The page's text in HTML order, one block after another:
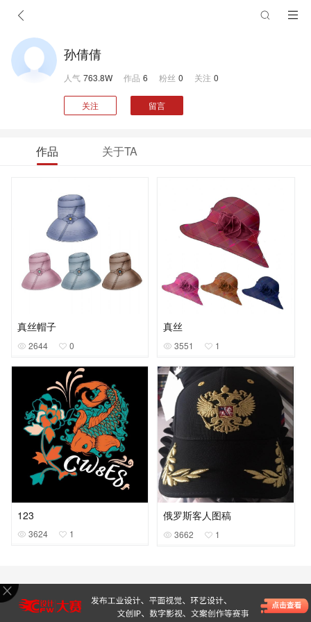
孙倩倩
人气 763.8W 作品 6 粉丝 0 关注 0
关注 留言
作品 关于TA
真丝帽子
2644 0
真丝
3551 1
123
3624 1
俄罗斯客人图稿
3662 1